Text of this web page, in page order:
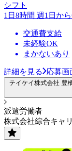
シフト
1日8時間 週1日か
交通費支給
未経験OK
まかないあり
詳細を見る 応募画
テイケイ株式会社 豊
派遣労働者
株式会社綜合キャ